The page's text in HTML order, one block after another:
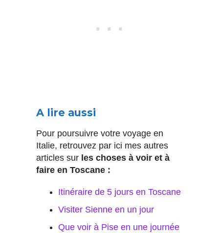
A lire aussi
Pour poursuivre votre voyage en
Italie, retrouvez par ici mes autres
articles sur les choses à voir et à
faire en Toscane :
Itinéraire de 5 jours en Toscane
Visiter Sienne en un jour
Que voir à Pise en une journée